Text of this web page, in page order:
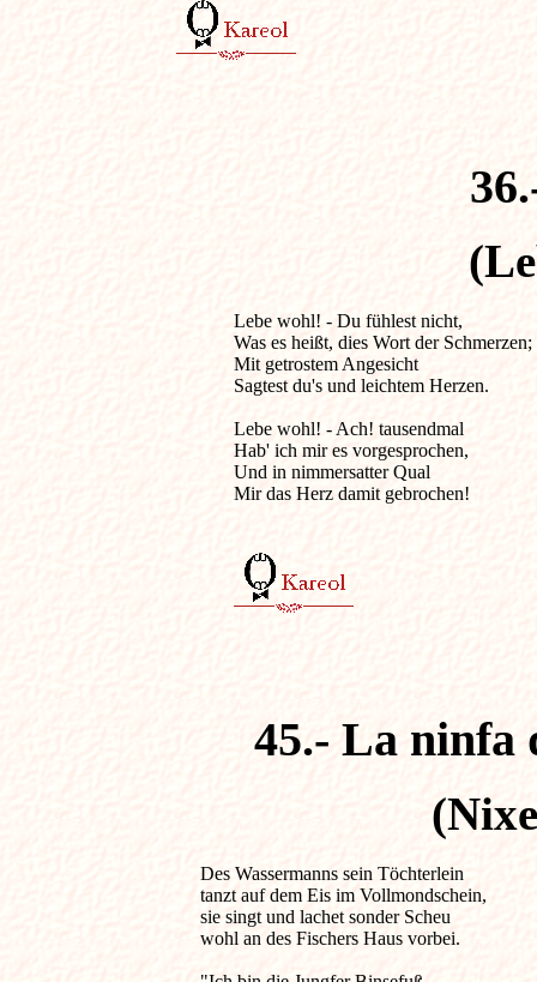
Lebe wohl! - Du
Was es heißt, dies Wort der Schmerzen;
Mit getrostem Angesicht
Sagtest du's und leichtem Herzen.
Lebe wohl! - Ach! tausendmal
Hab' ich mir es vorgesprochen,
Und in nimmersatter Qual
Mir das Herz damit gebrochen!
45.- La ninfa
Des Wassermanns sein
tanzt auf dem Eis im Vollmondschein,
sie singt und lachet sonder Scheu
wohl an des Fischers Haus vorbei.